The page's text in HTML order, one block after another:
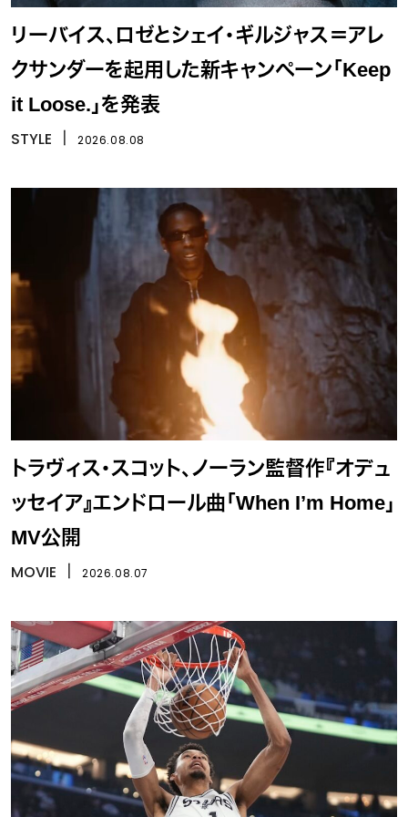
リーバイス、ロゼとシェイ・ギルジャス＝アレ
クサンダーを起用した新キャンペーン「Keep
it Loose.」を発表
STYLE 2026.08.08
トラヴィス・スコット、ノーラン監督作『オデュ
ッセイア』エンドロール曲「When I’m Home」
MV公開
MOVIE 2026.08.07